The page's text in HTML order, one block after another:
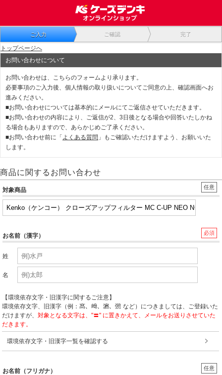
ご入力 ご確認 完了
トップページへ
お問い合わせについて
お問い合わせは、こちらのフォームより承ります。
必要事項のご入力後、個人情報の取り扱いについてご同意の上、確認画面へお
進みください。
■お問い合わせについては基本的にメールにてご返信させていただきます。
■お問い合わせの内容により、ご返信が2、3日後となる場合や回答いたしかね
る場合もありますので、あらかじめご了承ください。
■お問い合わせ前に「 よくある質問 」もご確認いただけますよう、お願いいた
します。
商品に関するお問い合わせ
任意
対象商品
必須
お名前（漢字）
姓
名
【環境依存文字・旧漢字に関するご注意】
環境依存文字、旧漢字（例：
など）につきましては、ご登録いた
だけますが、 対象となる文字は、"〓" に置きかえて、メールをお送りさせていた
だきます。
環境依存文字・旧漢字一覧を確認する
任意
お名前（フリガナ）